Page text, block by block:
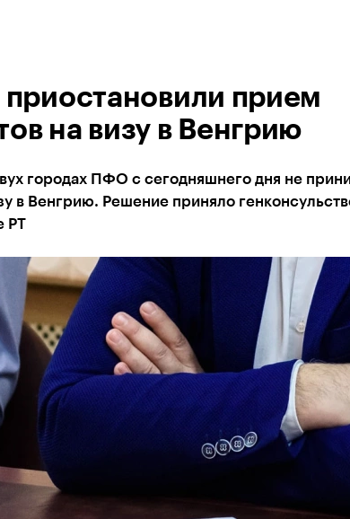
приостановили прием
на визу в Венгрию
городах ПФО с сегодняшнего дня не
в Венгрию. Решение приняло
РТ